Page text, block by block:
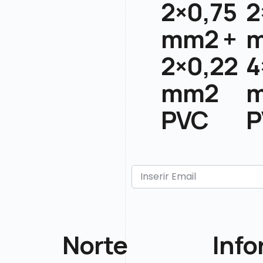
2×0,75
mm2 +
2×0,22
mm2
PVC
Norte